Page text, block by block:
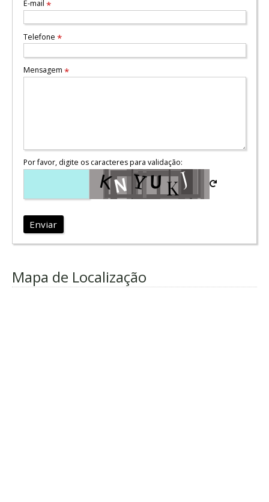
E-mail *
Telefone *
Mensagem *
Por favor, digite os caracteres para validação:
Enviar
Mapa de Localização